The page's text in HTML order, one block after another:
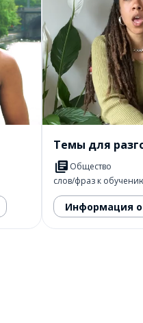
Темы для
Общество
слов/фраз к
Информация